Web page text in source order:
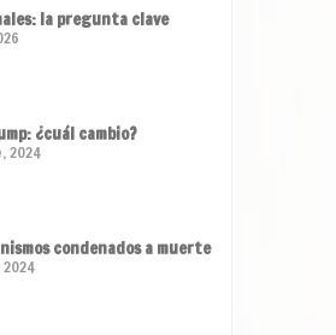
la pregunta clave
¿cuál cambio?
2024
condenados a muerte